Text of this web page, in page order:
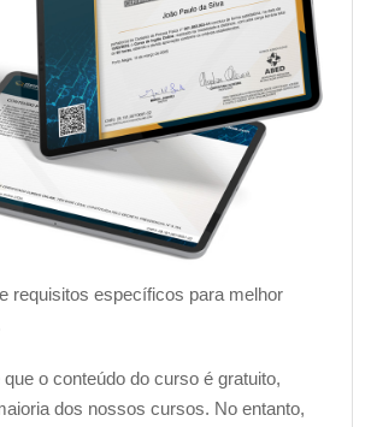
requisitos específicos para melhor
o conteúdo do curso é gratuito,
dos nossos cursos. No entanto,